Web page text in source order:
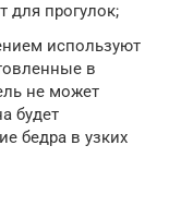
для прогулок;
используют
в
не может
будет
бедра в узких